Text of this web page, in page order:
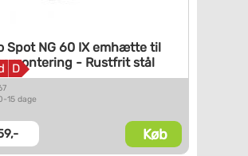
Spot NG 60 IX emhætte til
- Rustfrit stål
D
15 dage
Køb